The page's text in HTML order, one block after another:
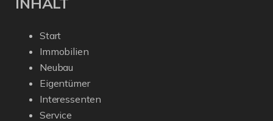
Start
Immobilien
Neubau
Eigentümer
Interessenten
Service